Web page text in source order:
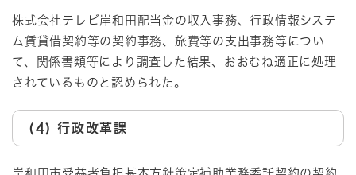
株式会社テレビ岸和田配当金の収入事務、行政情報システ
ム賃貸借契約等の契約事務、旅費等の支出事務等につい
て、関係書類等により調査した結果、おおむね適正に処理
されているものと認められた。
(4) 行政改革課